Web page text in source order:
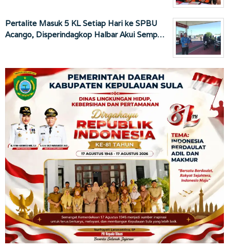
Pertalite Masuk 5 KL Setiap Hari ke SPBU
Acango, Disperindagkop Halbar Akui Semp…